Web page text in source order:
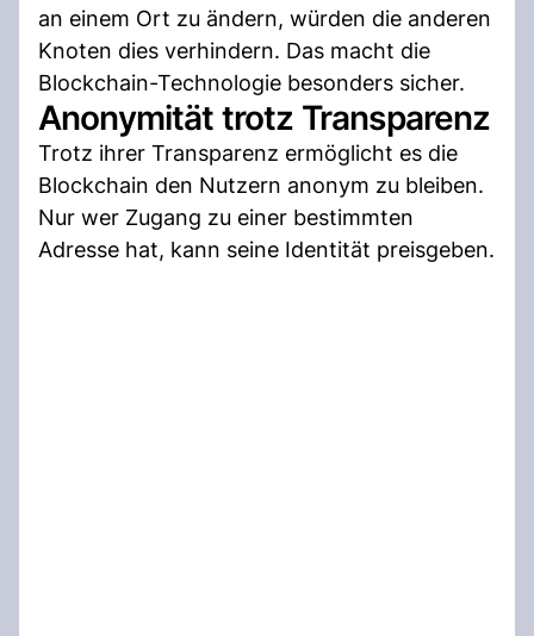
an einem Ort zu ändern, würden die anderen
Knoten dies verhindern. Das macht die
Blockchain-Technologie besonders sicher.
Anonymität trotz Transparenz
Trotz ihrer Transparenz ermöglicht es die
Blockchain den Nutzern anonym zu bleiben.
Nur wer Zugang zu einer bestimmten
Adresse hat, kann seine Identität preisgeben.